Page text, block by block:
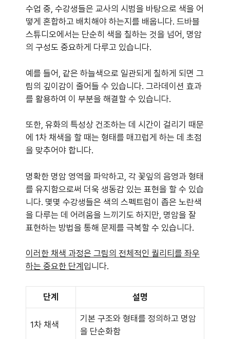
수업 중, 수강생들은 교사의 시범을 바탕으로 색을 어
떻게 혼합하고 배치해야 하는지를 배웁니다. 드바블
스튜디오에서는 단순히 색을 칠하는 것을 넘어, 명암
의 구성도 중요하게 다루고 있습니다.
예를 들어, 같은 하늘색으로 일관되게 칠하게 되면 그
림의 깊이감이 줄어들 수 있습니다. 그라데이션 효과
를 활용하여 이 부분을 해결할 수 있습니다.
또한, 유화의 특성상 건조하는 데 시간이 걸리기 때문
에 1차 채색을 할 때는 형태를 매끄럽게 하는 데 초점
을 맞추어야 합니다.
명확한 명암 영역을 파악하고, 각 꽃잎의 음영과 형태
를 유지함으로써 더욱 생동감 있는 표현을 할 수 있습
니다. 몇몇 수강생들은 색의 스펙트럼이 좁은 노란색
을 다루는 데 어려움을 느끼기도 하지만, 명암을 잘
표현하는 방법을 통해 문제를 극복할 수 있습니다.
이러한 채색 과정은 그림의 전체적인 퀄리티를 좌우
하는 중요한 단계 입니다.
단계 설명
1차 채색
기본 구조와 형태를 정의하고 명암
을 단순화함